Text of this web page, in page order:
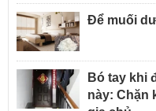
Để muối
Bó tay khi
này: Chặn